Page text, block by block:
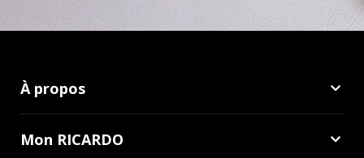
À propos
Mon RICARDO